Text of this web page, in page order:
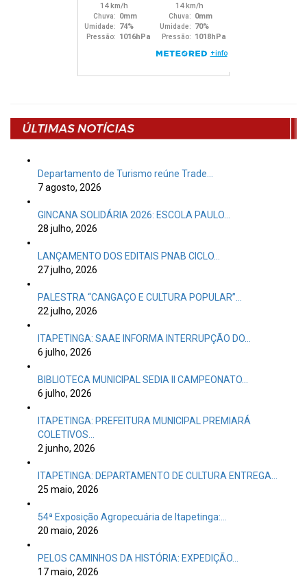
Departamento de Turismo reúne Trade…
7 agosto, 2026
GINCANA SOLIDÁRIA 2026: ESCOLA PAULO…
28 julho, 2026
LANÇAMENTO DOS EDITAIS PNAB CICLO…
27 julho, 2026
PALESTRA “CANGAÇO E CULTURA POPULAR”…
22 julho, 2026
ITAPETINGA: SAAE INFORMA INTERRUPÇÃO DO…
6 julho, 2026
BIBLIOTECA MUNICIPAL SEDIA II CAMPEONATO…
6 julho, 2026
ITAPETINGA: PREFEITURA MUNICIPAL PREMIARÁ
COLETIVOS…
2 junho, 2026
ITAPETINGA: DEPARTAMENTO DE CULTURA ENTREGA…
25 maio, 2026
54ª Exposição Agropecuária de Itapetinga:…
20 maio, 2026
PELOS CAMINHOS DA HISTÓRIA: EXPEDIÇÃO…
17 maio, 2026